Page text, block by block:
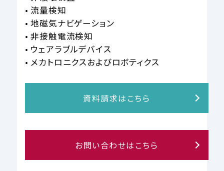
• 流量検知
• 地磁気ナビゲーション
• 非接触電流検知
• ウェアラブルデバイス
• メカトロニクスおよびロボティクス
資料請求はこちら
お問い合わせはこちら